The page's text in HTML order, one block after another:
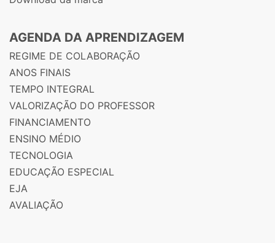
AGENDA DA APRENDIZAGEM
REGIME DE COLABORAÇÃO
ANOS FINAIS
TEMPO INTEGRAL
VALORIZAÇÃO DO PROFESSOR
FINANCIAMENTO
ENSINO MÉDIO
TECNOLOGIA
EDUCAÇÃO ESPECIAL
EJA
AVALIAÇÃO